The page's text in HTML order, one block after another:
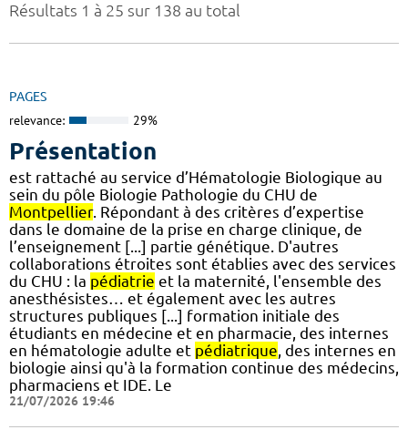
Résultats 1 à 25 sur 138 au total
PAGES
relevance: 29%
Présentation
est rattaché au service d’Hématologie Biologique au
sein du pôle Biologie Pathologie du CHU de
Montpellier. Répondant à des critères d’expertise
dans le domaine de la prise en charge clinique, de
l’enseignement [...] partie génétique. D'autres
collaborations étroites sont établies avec des services
du CHU : la pédiatrie et la maternité, l'ensemble des
anesthésistes… et également avec les autres
structures publiques [...] formation initiale des
étudiants en médecine et en pharmacie, des internes
en hématologie adulte et pédiatrique, des internes en
biologie ainsi qu'à la formation continue des médecins,
pharmaciens et IDE. Le
21/07/2026 19:46